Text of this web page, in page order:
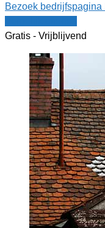
Bezoek bedrijfspagina
Gratis - Vrijblijvend